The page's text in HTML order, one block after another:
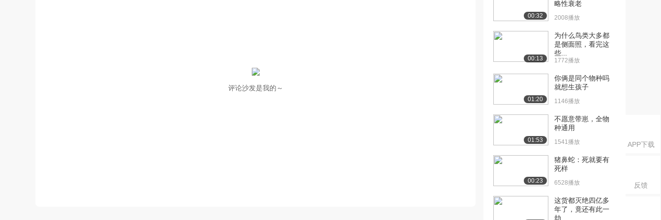
APP下载
反馈
评论沙发是我的～
00:32
略性衰老
2008播放
00:13
为什么鸟类大多都
是侧面照，看完这
些...
1772播放
01:20
你俩是同个物种吗
就想生孩子
1146播放
01:53
不愿意带崽，全物
种通用
1541播放
00:23
猪鼻蛇：死就要有
死样
6528播放
这货都灭绝四亿多
年了，竟还有此一
劫...